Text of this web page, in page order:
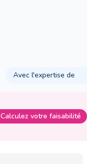
Avec l'expertise de
Calculez votre faisabilité